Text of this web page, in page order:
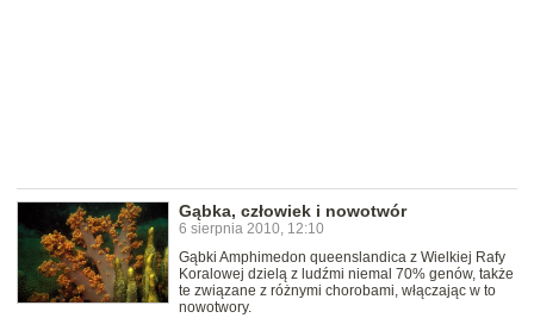
Gąbka, człowiek i nowotwór
6 sierpnia 2010, 12:10
Gąbki Amphimedon queenslandica z Wielkiej Rafy
Koralowej dzielą z ludźmi niemal 70% genów, także
te związane z różnymi chorobami, włączając w to
nowotwory.